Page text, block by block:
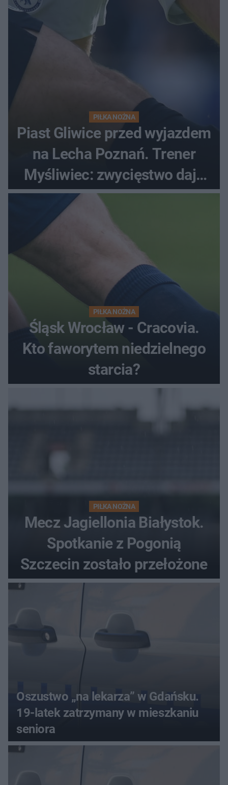
PIŁKA NOŻNA
Piast Gliwice przed wyjazdem
na Lecha Poznań. Trener
Myśliwiec: zwycięstwo daje
satysfakcję
PIŁKA NOŻNA
Śląsk Wrocław - Cracovia.
Kto faworytem niedzielnego
starcia?
PIŁKA NOŻNA
Mecz Jagiellonia Białystok.
Spotkanie z Pogonią
Szczecin zostało przełożone
Oszustwo „na lekarza” w Gdańsku.
19-latek zatrzymany w mieszkaniu
seniora